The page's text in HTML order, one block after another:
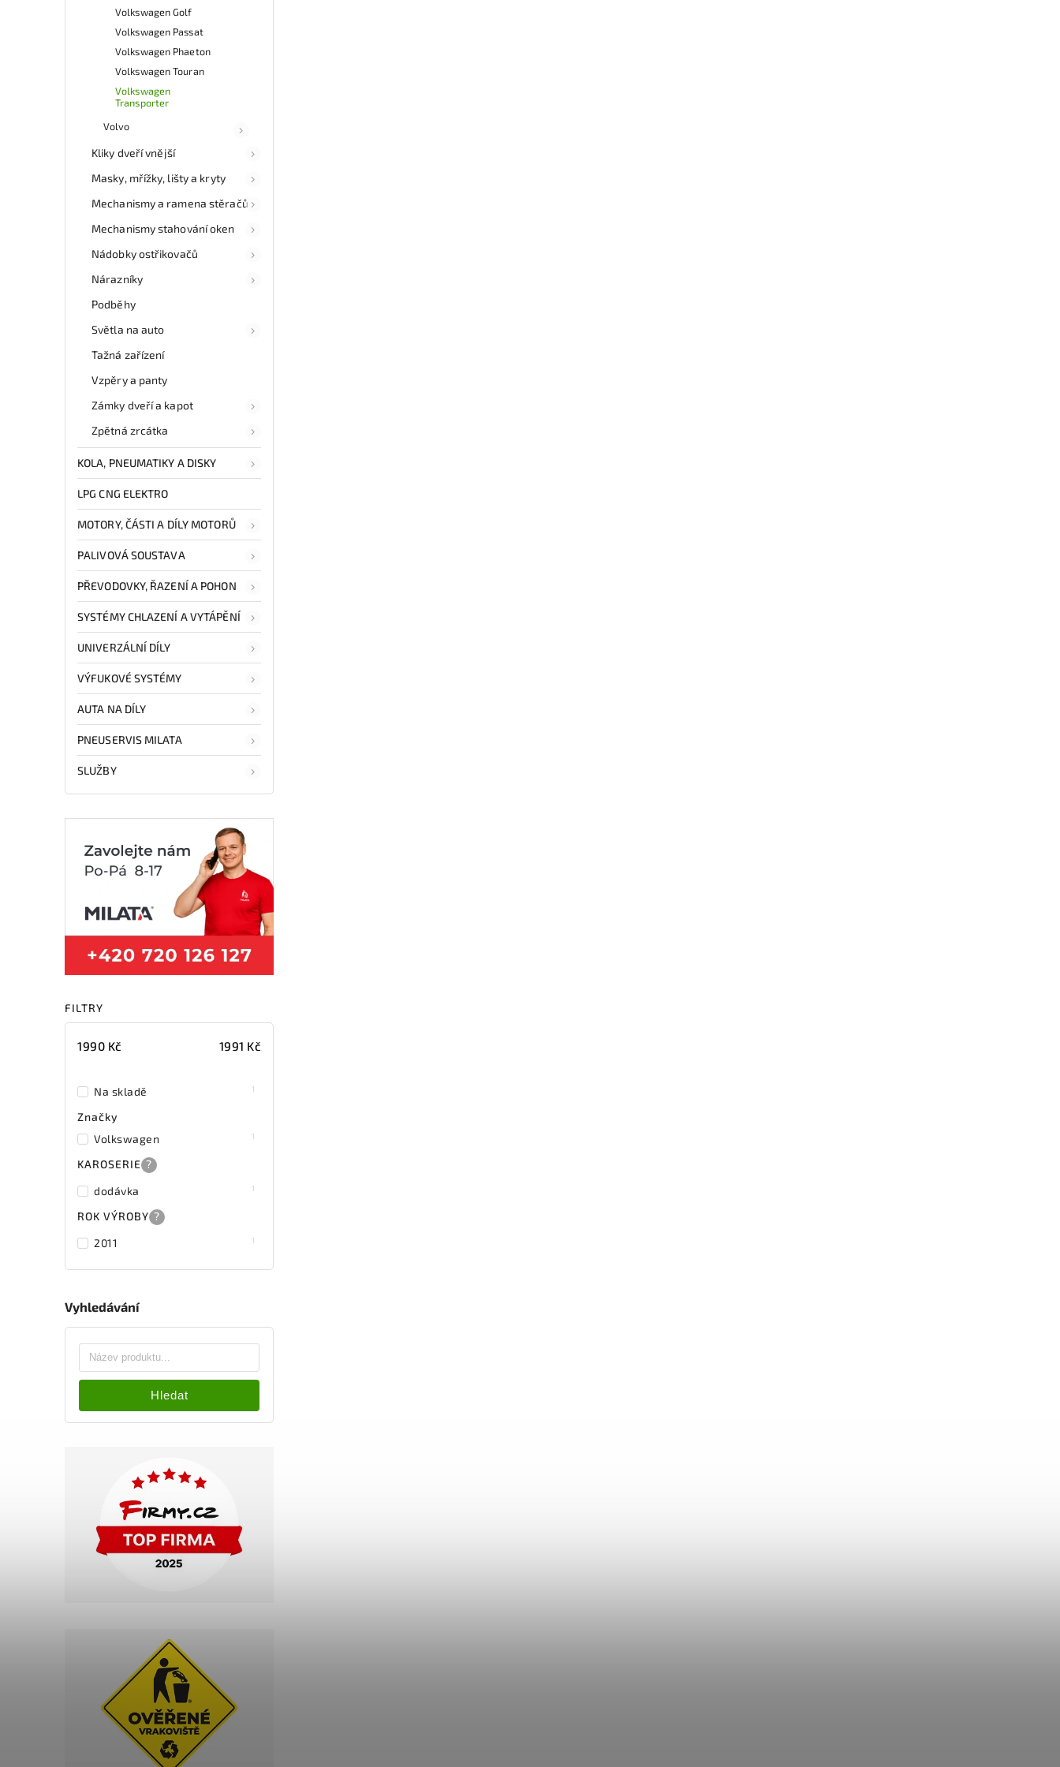
Volkswagen Golf
Volkswagen Passat
Volkswagen Phaeton
Volkswagen Touran
Volkswagen
Transporter
Volvo
Kliky dveří vnější
Masky, mřížky, lišty a kryty
Mechanismy a ramena stěračů
Mechanismy stahování oken
Nádobky ostřikovačů
Nárazníky
Podběhy
Světla na auto
Tažná zařízení
Vzpěry a panty
Zámky dveří a kapot
Zpětná zrcátka
KOLA, PNEUMATIKY A DISKY
LPG CNG ELEKTRO
MOTORY, ČÁSTI A DÍLY MOTORŮ
PALIVOVÁ SOUSTAVA
PŘEVODOVKY, ŘAZENÍ A POHON
SYSTÉMY CHLAZENÍ A VYTÁPĚNÍ
UNIVERZÁLNÍ DÍLY
VÝFUKOVÉ SYSTÉMY
AUTA NA DÍLY
PNEUSERVIS MILATA
SLUŽBY
FILTRY
1990 Kč 1991 Kč
Na skladě 1
Značky
Volkswagen
1
KAROSERIE ?
dodávka
1
ROK VÝROBY ?
2011
1
Vyhledávání
Hledat